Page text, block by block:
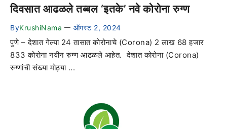
दिवसात आढळले तब्बल ‘इतके’ नवे कोरोना रुग्ण
ByKrushiNama — ऑगस्ट 2, 2024
पुणे – देशात गेल्या 24 तासात कोरोनाचे (Corona) 2 लाख 68 हजार
833 कोरोना नवीन रुग्ण आढळले आहेत. देशात कोरोना (Corona)
रुग्णांची संख्या मोठ्या ...